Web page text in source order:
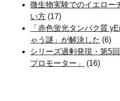
微生物実験でのイエロー
い方 (17)
「赤色蛍光タンパク質
ゃう謎」が解決した (6)
シリーズ過剰発現・第5
プロモーター」
(16)